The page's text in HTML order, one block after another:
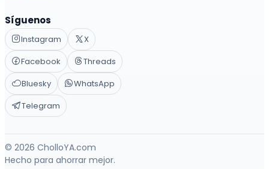
Síguenos
Instagram
X
Facebook
Threads
Bluesky
WhatsApp
Telegram
© 2026 CholloYA.com
Hecho para ahorrar mejor.